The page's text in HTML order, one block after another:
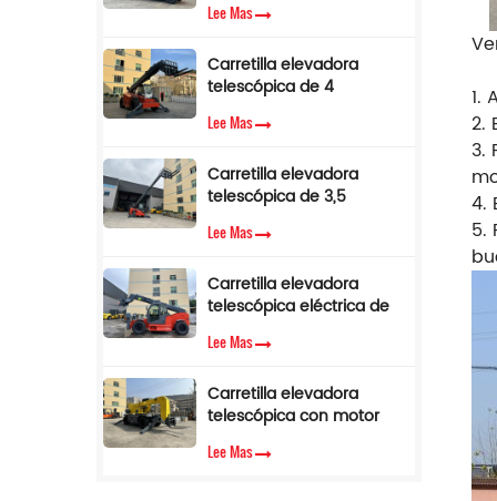
1.
2.
3.
4.
5.
toneladas con limitador
Lee Mas
Carretilla elevadora
telescópica de 4
pluma lateral en venta
Lee Mas
Carretilla elevadora
telescópica de 3,5
cabina de aire
Lee Mas
Carretilla elevadora
telescópica eléctrica de
Lee Mas
Carretilla elevadora
telescópica con motor
3,5 toneladas y 7 m de
Lee Mas